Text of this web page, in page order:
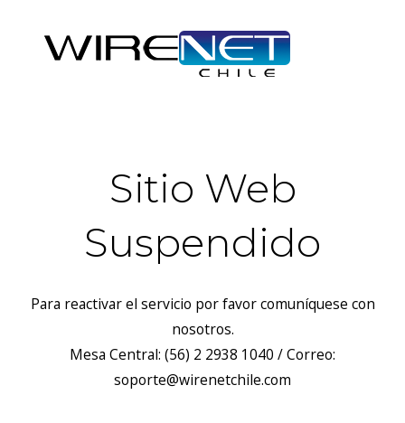
Sitio Web
Suspendido
Para reactivar el servicio por favor comuníquese con
nosotros.
Mesa Central: (56) 2 2938 1040 / Correo:
soporte@wirenetchile.com